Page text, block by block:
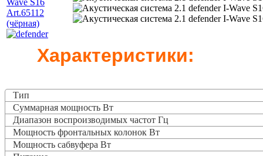
Характеристики:
Тип
Суммарная мощность Вт
Диапазон воспроизводимых частот Гц
Мощность фронтальных колонок Вт
Мощность сабвуфера Вт